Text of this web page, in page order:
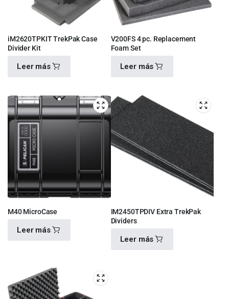
iM2620TPKIT TrekPak Case
Divider Kit
Leer más
V200FS 4 pc. Replacement
Foam Set
Leer más
M40 MicroCase
Leer más
IM2450TPDIV Extra TrekPak
Dividers
Leer más